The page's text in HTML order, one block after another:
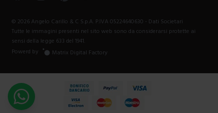
© 2026 Angelo Carillo & C S.p.A. P.IVA 05224640630 - Dati Societari
Tutte le immagini presenti nel sito web sono da considerarsi protette ai
sensi della legge 633 del 1941.
Powerd by
Matrix Digital Factory